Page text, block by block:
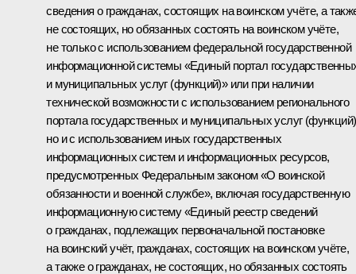
сведения о гражданах, состоящих на воинском учёте, а
не состоящих, но обязанных состоять на воинском учёте,
не только с использованием федеральной государственной
информационной системы «Единый портал
и муниципальных услуг (функций)» или при наличии
технической возможности с использованием регионального
портала государственных и муниципальных услуг
но и с использованием иных государственных
информационных систем и информационных ресурсов,
предусмотренных Федеральным законом «О воинской
обязанности и военной службе», включая государственную
информационную систему «Единый реестр сведений
о гражданах, подлежащих первоначальной постановке
на воинский учёт, гражданах, состоящих на воинском учёте,
а также о гражданах, не состоящих, но обязанных состоять